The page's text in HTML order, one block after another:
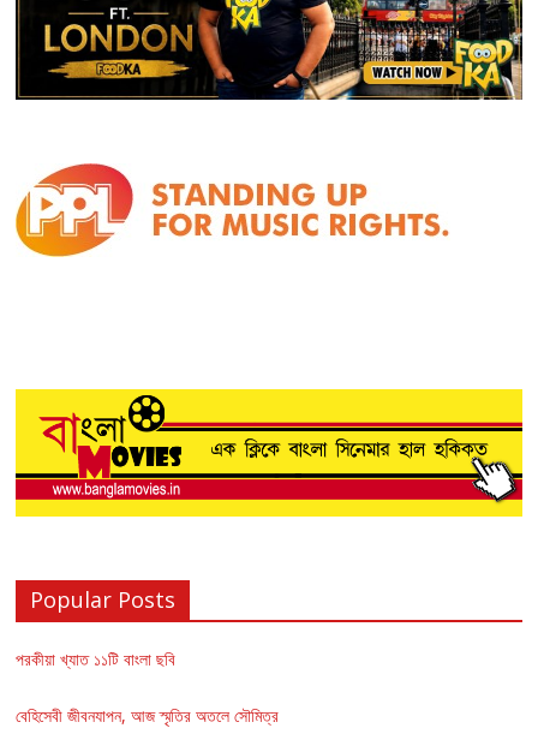
Popular Posts
পরকীয়া খ্যাত ১১টি বাংলা ছবি
বেহিসেবী জীবনযাপন, আজ স্মৃতির অতলে সৌমিত্র